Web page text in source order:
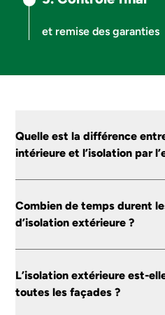
et remise des garanties
Quelle est la différence
intérieure et l’isolation par
réduit légèrement la surface
l’isolation thermique par
l’intérieur de la maison.
Combien de temps durent
d’isolation extérieure ?
finition choisi. En général, il
semaines pour une maison
L’isolation extérieure est-
toutes les façades ?